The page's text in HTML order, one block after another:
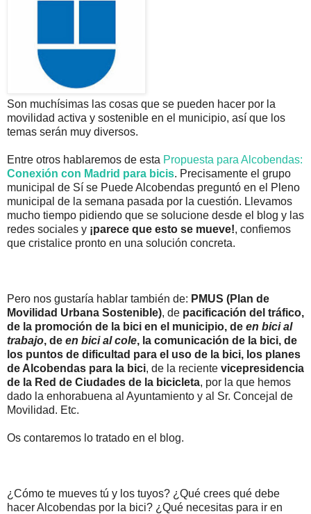
Son muchísimas las cosas que se pueden hacer por la
movilidad activa y sostenible en el municipio, así que los
temas serán muy diversos.
Entre otros hablaremos de esta Propuesta para Alcobendas:
Conexión con Madrid para bicis. Precisamente el grupo
municipal de Sí se Puede Alcobendas preguntó en el Pleno
municipal de la semana pasada por la cuestión. Llevamos
mucho tiempo pidiendo que se solucione desde el blog y las
redes sociales y ¡parece que esto se mueve!, confiemos
que cristalice pronto en una solución concreta.
Pero nos gustaría hablar también de: PMUS (Plan de
Movilidad Urbana Sostenible), de pacificación del tráfico,
de la promoción de la bici en el municipio, de en bici al
trabajo, de en bici al cole, la comunicación de la bici, de
los puntos de dificultad para el uso de la bici, los planes
de Alcobendas para la bici, de la reciente vicepresidencia
de la Red de Ciudades de la bicicleta, por la que hemos
dado la enhorabuena al Ayuntamiento y al Sr. Concejal de
Movilidad. Etc.
Os contaremos lo tratado en el blog.
¿Cómo te mueves tú y los tuyos? ¿Qué crees qué debe
hacer Alcobendas por la bici? ¿Qué necesitas para ir en